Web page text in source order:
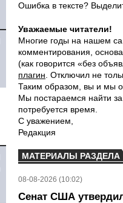
Ошибка в тексте?
Уважаемые читатели!
Многие годы на нашем
комментирования,
(как говорится «без
плагин . Отключил не
Таким образом, вы и мы
Мы постараемся найти
потребуется время.
С уважением,
Редакция
МАТЕРИАЛЫ РАЗДЕЛА
08-08-2026 (10:02)
Сенат США